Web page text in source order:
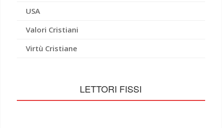
USA
Valori Cristiani
Virtù Cristiane
LETTORI FISSI